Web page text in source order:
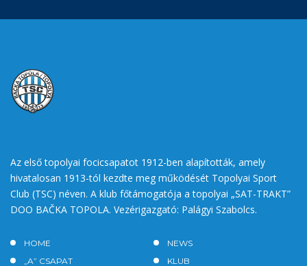
Az első topolyai focicsapatot 1912-ben alapították, amely
hivatalosan 1913-tól kezdte meg működését Topolyai Sport
Club (TSC) néven. A klub főtámogatója a topolyai „SAT-TRAKT”
DOO BAČKA TOPOLA. Vezérigazgató: Palágyi Szabolcs.
HOME
NEWS
„A” CSAPAT
KLUB